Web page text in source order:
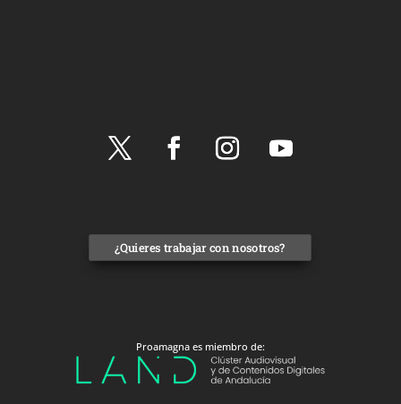
¿Quieres trabajar con nosotros?
Proamagna es miembro de: